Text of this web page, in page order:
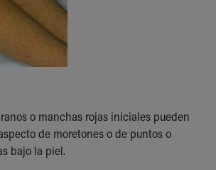
o manchas rojas iniciales pueden
de moretones o de puntos o
bajo la piel.